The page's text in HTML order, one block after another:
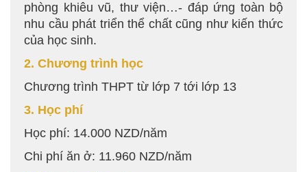
phòng khiêu vũ, thư viện…- đáp ứng toàn bộ
nhu cầu phát triển thể chất cũng như kiến thức
của học sinh.
2. Chương trình học
Chương trình THPT từ lớp 7 tới lớp 13
3. Học phí
Học phí: 14.000 NZD/năm
Chi phí ăn ở: 11.960 NZD/năm